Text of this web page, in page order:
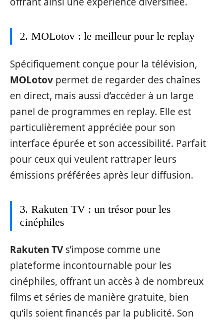
2. MOLotov : le meilleur pour le replay
Spécifiquement conçue pour la télévision,
MOLotov permet de regarder des chaînes
en direct, mais aussi d’accéder à un large
panel de programmes en replay. Elle est
particulièrement appréciée pour son
interface épurée et son accessibilité. Parfait
pour ceux qui veulent rattraper leurs
émissions préférées après leur diffusion.
3. Rakuten TV : un trésor pour les
cinéphiles
Rakuten TVs’impose comme une
plateforme incontournable pour les
cinéphiles, offrant un accès à de nombreux
films et séries de manière gratuite, bien
qu’ils soient financés par la publicité. Son